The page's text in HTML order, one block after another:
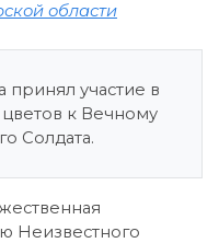
области
участие в
к Вечному
Солдата.
Неизвестного